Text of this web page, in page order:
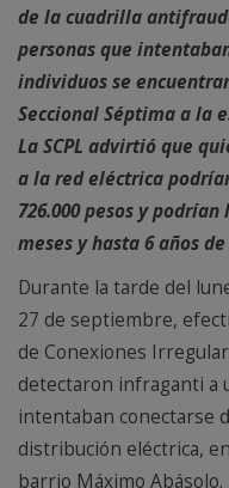
de la cuadrilla
personas que
individuos se
Seccional Séptima a la
La SCPL advirtió que
a la red eléctrica
726.000 pesos y
meses y hasta 6 años
Durante la tarde del
27 de septiembre,
de Conexiones
detectaron infraganti a
intentaban conectarse
distribución eléctrica,
barrio Máximo